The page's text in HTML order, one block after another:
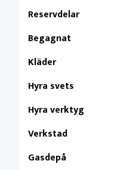
Reservdelar
Begagnat
Kläder
Hyra svets
Hyra verktyg
Verkstad
Gasdepå